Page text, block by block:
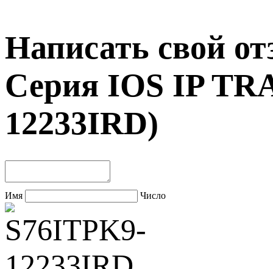
Написать свой
Серия IOS IP
12233IRD)
Имя Число